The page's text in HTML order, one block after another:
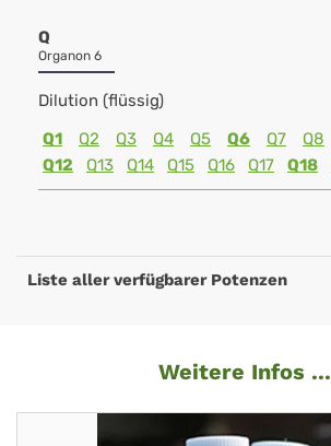
Q
Organon 6
Dilution (flüssig)
Q1
Q2 Q3 Q4 Q5 Q6 Q7 Q8
Q12
Q13 Q14 Q15 Q16 Q17 Q18
Liste aller verfügbarer Potenzen
Weitere Infos ...